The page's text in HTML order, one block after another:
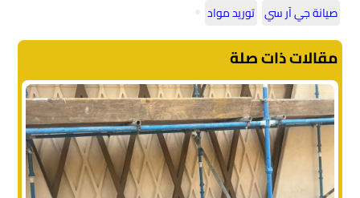
صيانة جي آر سي توريد مواد
مقالات ذات صلة